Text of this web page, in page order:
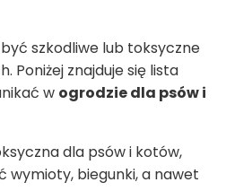
szkodliwe lub toksyczne
Poniżej znajduje się lista
w ogrodzie dla psów i
dla psów i kotów,
wymioty, biegunki, a nawet